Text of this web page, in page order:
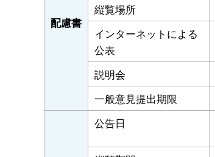
配慮書
縦覧場所
インターネットによる
公表
説明会
一般意見提出期限
公告日